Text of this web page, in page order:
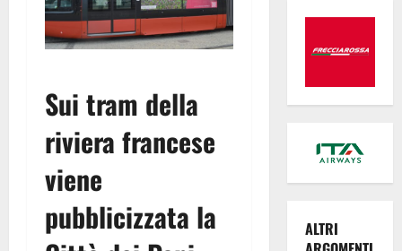
Sui tram della
riviera francese
viene
pubblicizzata la
ALTRI